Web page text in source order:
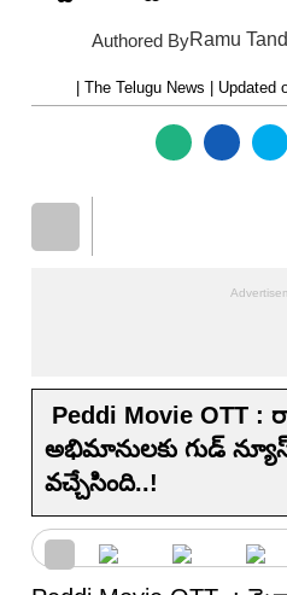
Authored ByRamu
| The Telugu News |
Peddi Movie OTT
అభిమానులకు గుడ్
వచ్చేసింది..!